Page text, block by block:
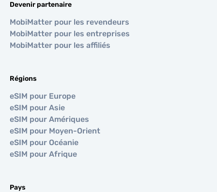
Devenir partenaire
MobiMatter pour les revendeurs
MobiMatter pour les entreprises
MobiMatter pour les affiliés
Régions
eSIM pour Europe
eSIM pour Asie
eSIM pour Amériques
eSIM pour Moyen-Orient
eSIM pour Océanie
eSIM pour Afrique
Pays